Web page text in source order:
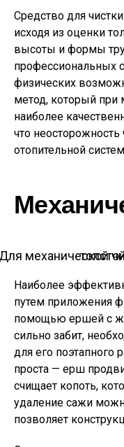
Средство для
исходя из оценки
высоты и формы
профессиональных
физических
метод, который при
наиболее
что
отопительной
Для механической
Наиболее
путем приложения
помощью ершей с
сильно забит,
для его поэтапного
проста — ерш
счищает копоть,
удаление сажи
позволяет